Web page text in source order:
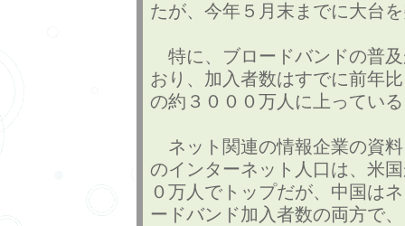
たが、今年５月末までに大台
特に、ブロードバンドの普
おり、加入者数はすでに前年
の約３０００万人に上ってい
ネット関連の情報企業の資
のインターネット人口は、米
０万人でトップだが、中国は
ードバンド加入者数の両方で